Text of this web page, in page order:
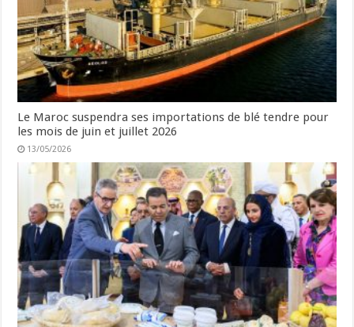
Le Maroc suspendra ses importations de blé tendre pour
les mois de juin et juillet 2026
13/05/2026